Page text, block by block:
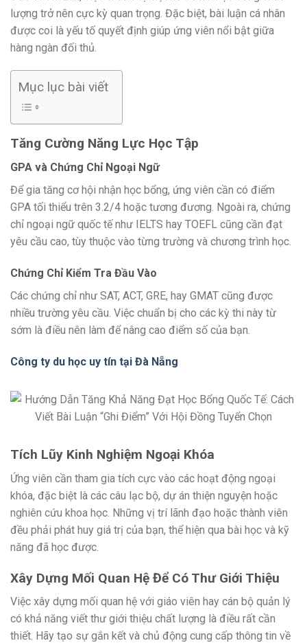
lượng trở nên cực kỳ quan trọng. Đặc biệt, bài luận cá nhân
được coi là yếu tố quyết định giúp ứng viên nổi bật giữa
hàng ngàn đối thủ.
Mục lục bài viết
Tăng Cường Năng Lực Học Tập
GPA và Chứng Chỉ Ngoại Ngữ
Để gia tăng cơ hội nhận học bổng, ứng viên cần có điểm
GPA tối thiểu trên 3.2/4 hoặc tương đương. Ngoài ra, chứng
chỉ ngoại ngữ quốc tế như IELTS hay TOEFL cũng cần đạt
yêu cầu cao, tùy thuộc vào từng trường và chương trình học.
Chứng Chỉ Kiểm Tra Đầu Vào
Các chứng chỉ như SAT, ACT, GRE, hay GMAT cũng được
nhiều trường yêu cầu. Việc chuẩn bị cho các kỳ thi này từ
sớm là điều nên làm để nâng cao điểm số của bạn.
Công ty du học uy tín tại Đà Nẵng
Tích Lũy Kinh Nghiệm Ngoại Khóa
Ứng viên cần tham gia tích cực vào các hoạt động ngoại
khóa, đặc biệt là các câu lạc bộ, dự án thiện nguyện hoặc
nghiên cứu khoa học. Những vị trí lãnh đạo hoặc thành viên
đều phải phát huy giá trị của bạn, thể hiện qua bài học và kỹ
năng đã học được.
Xây Dựng Mối Quan Hệ Để Có Thư Giới Thiệu
Việc xây dựng mối quan hệ với giáo viên hay cán bộ quản lý
có khả năng viết thư giới thiệu chất lượng là điều rất cần
thiết. Hãy tạo sự gắn kết và chủ động cung cấp thông tin về